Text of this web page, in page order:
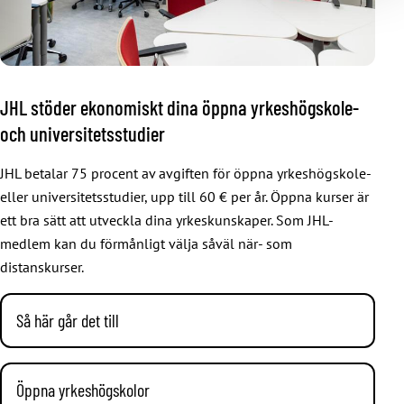
JHL stöder ekonomiskt dina öppna yrkeshögskole-
och universitetsstudier
JHL betalar 75 procent av avgiften för öppna yrkeshögskole-
eller universitetsstudier, upp till 60 € per år. Öppna kurser är
ett bra sätt att utveckla dina yrkeskunskaper. Som JHL-
medlem kan du förmånligt välja såväl när- som
distanskurser.
Så här går det till
Villkor
Förbundet betalar 75 procent av kursavgifterna du
Öppna yrkeshögskolor